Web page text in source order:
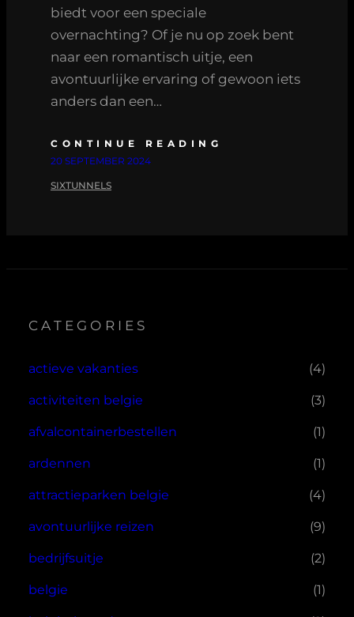
biedt voor een speciale
overnachting? Of je nu op zoek bent
naar een romantisch uitje, een
avontuurlijke ervaring of gewoon iets
anders dan een…
CONTINUE READING
20 SEPTEMBER 2024
SIXTUNNELS
CATEGORIES
actieve vakanties (4)
activiteiten belgie (3)
afvalcontainerbestellen (1)
ardennen (1)
attractieparken belgie (4)
avontuurlijke reizen (9)
bedrijfsuitje (2)
belgie (1)